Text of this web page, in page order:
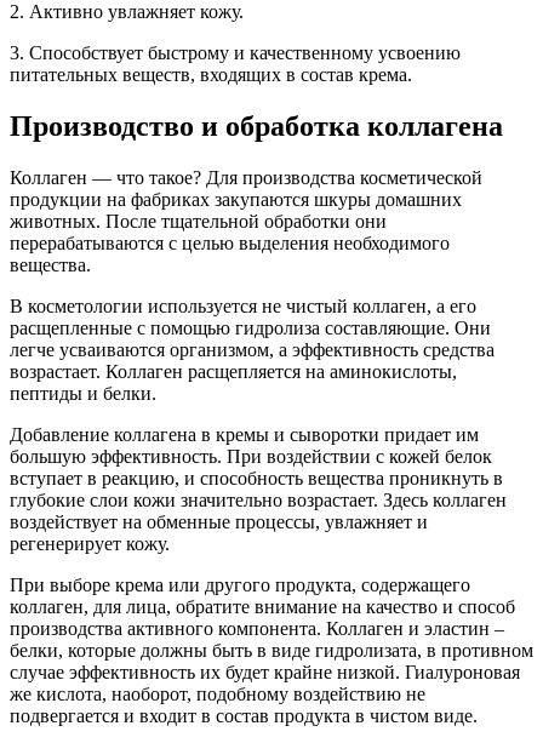
2. Активно увлажняет кожу.
3. Способствует быстрому и качественному усвоению
питательных веществ, входящих в состав крема.
Производство и обработка коллагена
Коллаген — что такое? Для производства косметической
продукции на фабриках закупаются шкуры домашних
животных. После тщательной обработки они
перерабатываются с целью выделения необходимого
вещества.
В косметологии используется не чистый коллаген, а его
расщепленные с помощью гидролиза составляющие. Они
легче усваиваются организмом, а эффективность средства
возрастает. Коллаген расщепляется на аминокислоты,
пептиды и белки.
Добавление коллагена в кремы и сыворотки придает им
большую эффективность. При воздействии с кожей белок
вступает в реакцию, и способность вещества проникнуть в
глубокие слои кожи значительно возрастает. Здесь коллаген
воздействует на обменные процессы, увлажняет и
регенерирует кожу.
При выборе крема или другого продукта, содержащего
коллаген, для лица, обратите внимание на качество и способ
производства активного компонента. Коллаген и эластин –
белки, которые должны быть в виде гидролизата, в противном
случае эффективность их будет крайне низкой. Гиалуроновая
же кислота, наоборот, подобному воздействию не
подвергается и входит в состав продукта в чистом виде.